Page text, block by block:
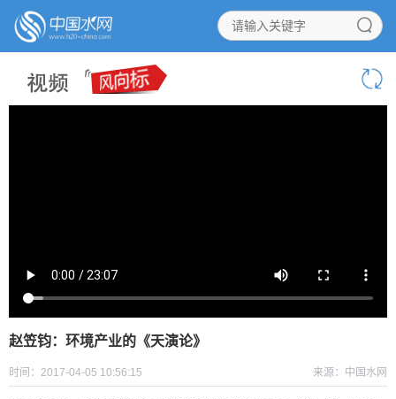
赵笠钧：环境产业的《天演论》
时间：2017-04-05 10:56:15 来源：中国水网